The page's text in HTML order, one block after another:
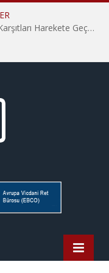
Hiroşima’nın 81. Yılında İtalyan Savaş Karşıtları Harekete Geçti: “Hatırlamak yeterli değil”